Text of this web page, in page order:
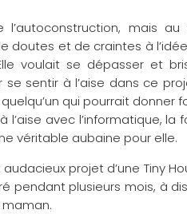
mais au
doutes et de craintes à
voulait se dépasser et
sentir à l’aise dans ce
qui pourrait donner
l’aise avec l’informatique, la
véritable aubaine pour elle.
projet d’une Tiny
pendant plusieurs mois, à